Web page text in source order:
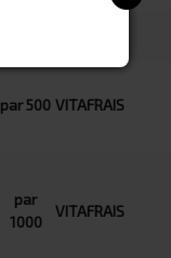
par 500 VITAFRAIS
par
1000
VITAFRAIS